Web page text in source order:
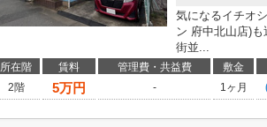
気になるイチオ
ン 府中北山店)
街並...
所在階 賃料 管理費・共益費 敷金
2階
5万円 - 1ヶ月